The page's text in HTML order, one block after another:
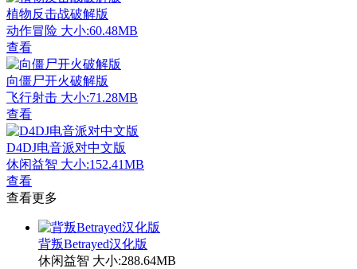
植物反击战破解版
动作冒险 大小:60.48MB
查看
向僵尸开火破解版
飞行射击 大小:71.28MB
查看
D4DJ电音派对中文版
休闲益智 大小:152.41MB
查看
查看更多
背叛Betrayed汉化版
休闲益智 大小:288.64MB